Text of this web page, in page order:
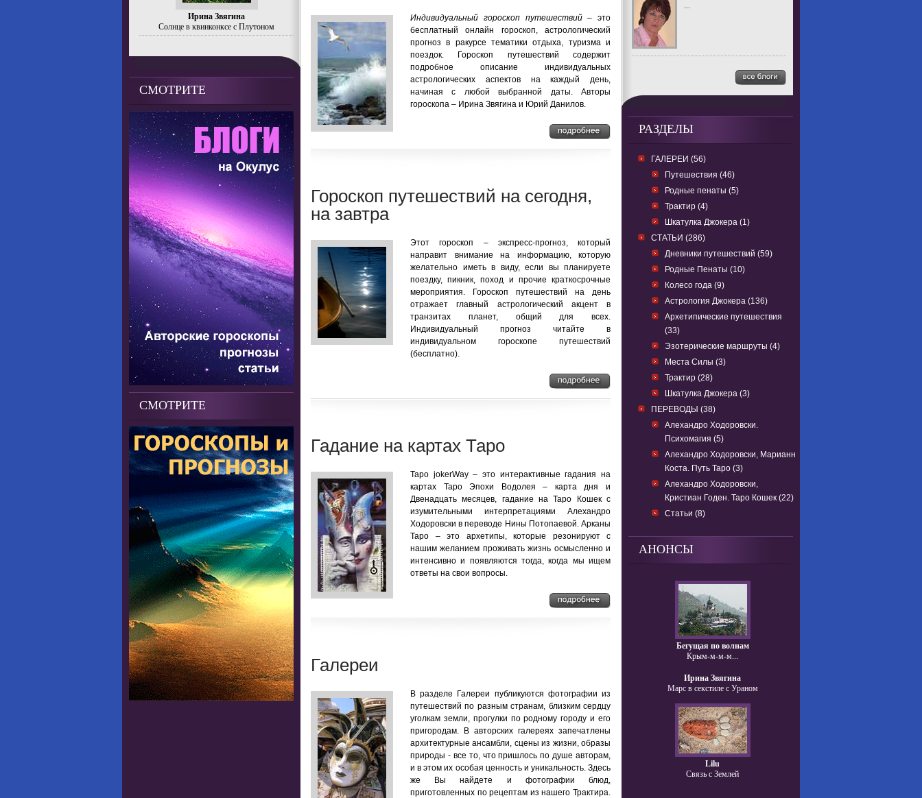
Индивидуальный гороскоп путешествий– это
бесплатный онлайн гороскоп, астрологический
прогноз в ракурсе тематики отдыха, туризма и
поездок. Гороскоп путешествий содержит
подробное описание индивидуальных
астрологических аспектов на каждый день,
начиная с любой выбранной даты. Авторы
гороскопа – Ирина Звягина и Юрий Данилов.
Гороскоп путешествий на сегодня,
на завтра
Этот гороскоп – экспресс-прогноз, который
направит внимание на информацию, которую
желательно иметь в виду, если вы планируете
поездку, пикник, поход и прочие краткосрочные
мероприятия. Гороскоп путешествий на день
отражает главный астрологический акцент в
транзитах планет, общий для всех.
Индивидуальный прогноз читайте в
индивидуальном гороскопе путешествий
(бесплатно).
Гадание на картах Таро
Таро jokerWay – это интерактивные гадания на
картах Таро Эпохи Водолея – карта дня и
Двенадцать месяцев, гадание на Таро Кошек с
изумительными интерпретациями Алехандро
Ходоровски в переводе Нины Потопаевой. Арканы
Таро – это архетипы, которые резонируют с
нашим желанием проживать жизнь осмысленно и
интенсивно и появляются тогда, когда мы ищем
ответы на свои вопросы.
Галереи
В разделе Галереи публикуются фотографии из
путешествий по разным странам, близким сердцу
уголкам земли, прогулки по родному городу и его
пригородам. В авторских галереях запечатлены
архитектурные ансамбли, сцены из жизни, образы
природы - все то, что пришлось по душе авторам,
и в этом их особая ценность и уникальность. Здесь
же Вы найдете и фотографии блюд,
приготовленных по рецептам из нашего Трактира.
...
РАЗДЕЛЫ
ГАЛЕРЕИ (56)
Путешествия (46)
Родные пенаты (5)
Трактир (4)
Шкатулка Джокера (1)
СТАТЬИ (286)
Дневники путешествий (59)
Родные Пенаты (10)
Колесо года (9)
Астрология Джокера (136)
Архетипические путешествия
(33)
Эзотерические маршруты (4)
Места Силы (3)
Трактир (28)
Шкатулка Джокера (3)
ПЕРЕВОДЫ (38)
Алехандро Ходоровски.
Психомагия (5)
Алехандро Ходоровски, Марианн
Коста. Путь Таро (3)
Алехандро Ходоровски,
Кристиан Годен. Таро Кошек (22)
Статьи (8)
АНОНСЫ
Бегущая по волнам
Крым-м-м-м...
Ирина Звягина
Марс в секстиле с Ураном
Lilu
Связь с Землей
Ирина Звягина
Солнце в квинконксе с Плутоном
СМОТРИТЕ
СМОТРИТЕ